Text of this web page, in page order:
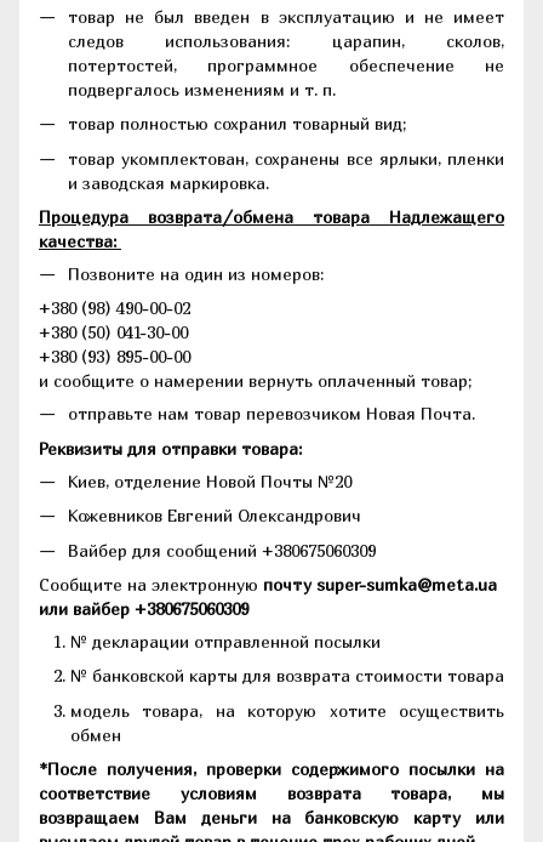
товар не был введен в эксплуатацию и не имеет
следов использования: царапин, сколов,
потертостей, программное обеспечение не
подвергалось изменениям и т. п.
товар полностью сохранил товарный вид;
товар укомплектован, сохранены все ярлыки, пленки
и заводская маркировка.
Процедура возврата/обмена товара Надлежащего
качества:
Позвоните на один из номеров:
+380 (98) 490-00-02
+380 (50) 041-30-00
+380 (93) 895-00-00
и сообщите о намерении вернуть оплаченный товар;
отправьте нам товар перевозчиком Новая Почта.
Реквизиты для отправки товара:
Киев, отделение Новой Почты №20
Кожевников Евгений Олександрович
Вайбер для сообщений +380675060309
Сообщите на электронную почту super-sumka@meta.ua
или вайбер +380675060309
№ декларации отправленной посылки
№ банковской карты для возврата стоимости товара
модель товара, на которую хотите осуществить
обмен
*После получения, проверки содержимого посылки на
соответствие условиям возврата товара, мы
возвращаем Вам деньги на банковскую карту или